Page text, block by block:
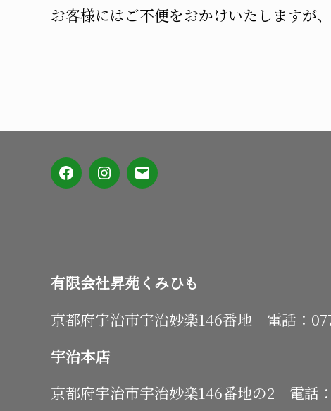
お客様にはご不便をおかけいたしますが
FacebookInstagram
メ
ル
有限会社昇苑くみひも
京都府宇治市宇治妙楽146番地 電話：
宇治本店
京都府宇治市宇治妙楽146番地の2 電話